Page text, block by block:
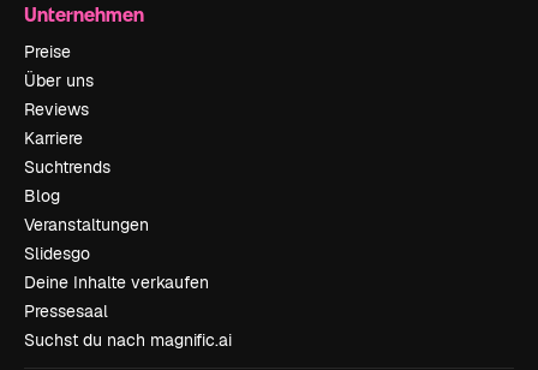
Unternehmen
Preise
Über uns
Reviews
Karriere
Suchtrends
Blog
Veranstaltungen
Slidesgo
Deine Inhalte verkaufen
Pressesaal
Suchst du nach magnific.ai